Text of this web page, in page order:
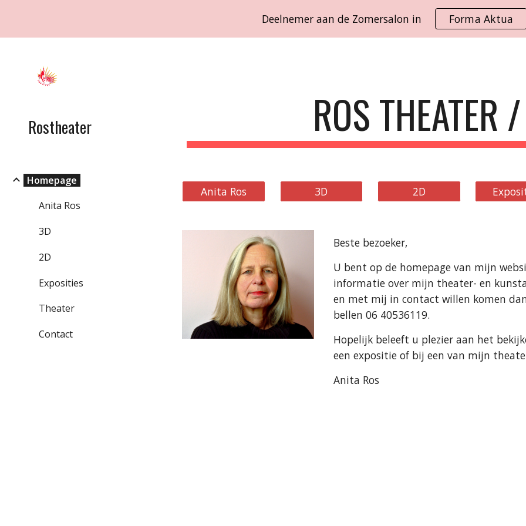
Skip to main content Skip to
Deelnemer aan de Zomersalon in Forma Aktua
Rostheater
Homepage
Anita Ros
3D
2D
Exposities
Theater
Contact
ROS THEATER
Anita Ros 3D 2D
Beste bezoeker,
U bent op de homepage van mijn
informatie over mijn theater- en
en met mij in contact willen komen
bellen 06 40536119.
Hopelijk beleeft u plezier aan het
een expositie of bij een van mijn
Anita Ros